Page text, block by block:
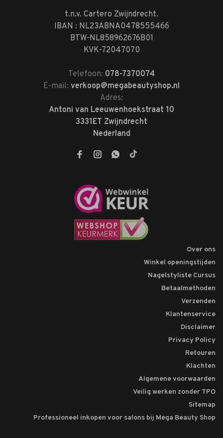
t.n.v. Cartero Zwijndrecht.
IBAN : NL23ABNA0478555466
BTW-NL858962676B01
KVK-72047070
Telefoon: 078-7370074
E-mail: verkoop@megabeautyshop.nl
Adres:
Antoni van Leeuwenhoekstraat 10
3331ET Zwijndrecht
Nederland
Over ons
Winkel openingstijden
Nagelstyliste Cursus
Betaalmethoden
Verzenden
Klantenservice
Disclaimer
Privacy Policy
Retouren
Klachten
Algemene voorwaarden
Veilig werken zonder TPO
Sitemap
Professioneel inkopen voor salons bij Mega Beauty Shop